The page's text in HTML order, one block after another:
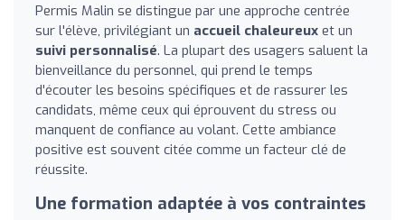
Permis Malin se distingue par une approche centrée
sur l'élève, privilégiant un accueil chaleureux et un
suivi personnalisé. La plupart des usagers saluent la
bienveillance du personnel, qui prend le temps
d'écouter les besoins spécifiques et de rassurer les
candidats, même ceux qui éprouvent du stress ou
manquent de confiance au volant. Cette ambiance
positive est souvent citée comme un facteur clé de
réussite.
Une formation adaptée à vos contraintes